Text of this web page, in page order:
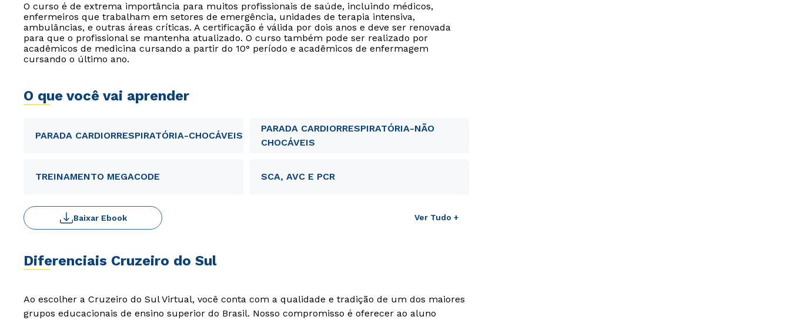
O curso é de extrema importância para muitos profissionais de saúde, incluindo médicos,
enfermeiros que trabalham em setores de emergência, unidades de terapia intensiva,
ambulâncias, e outras áreas críticas. A certificação é válida por dois anos e deve ser renovada
para que o profissional se mantenha atualizado. O curso também pode ser realizado por
acadêmicos de medicina cursando a partir do 10° período e acadêmicos de enfermagem
cursando o último ano.
O que você vai aprender
PARADA CARDIORRESPIRATÓRIA-CHOCÁVEIS
PARADA CARDIORRESPIRATÓRIA-NÃO
CHOCÁVEIS
TREINAMENTO MEGACODE SCA, AVC E PCR
Ver Tudo +
Baixar Ebook
Diferenciais Cruzeiro do Sul
Ao escolher a Cruzeiro do Sul Virtual, você conta com a qualidade e tradição de um dos maiores
grupos educacionais de ensino superior do Brasil. Nosso compromisso é oferecer ao aluno
WhatsApp
autorizo que meus dados sejam utilizados para o
envio de conteúdos do Unipê.
WhatsApp
autorizo que meus dados sejam utilizados para o
envio de conteúdos da Cruzeiro do Sul.